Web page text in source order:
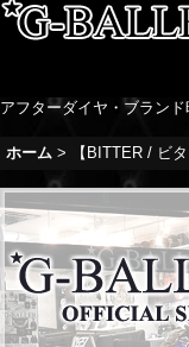
アフターダイヤ・ブラン
ホーム > 【BITTER / ビ